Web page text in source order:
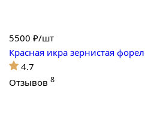
5500 ₽/шт
Красная икра зернистая
4.7
Отзывов 8